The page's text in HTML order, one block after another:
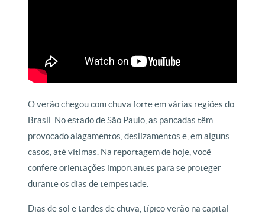
O verão chegou com chuva forte em várias regiões do
Brasil. No estado de São Paulo, as pancadas têm
provocado alagamentos, deslizamentos e, em alguns
casos, até vítimas. Na reportagem de hoje, você
confere orientações importantes para se proteger
durante os dias de tempestade.
Dias de sol e tardes de chuva, típico verão na capital